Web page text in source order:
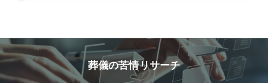
葬儀の苦情リサーチ